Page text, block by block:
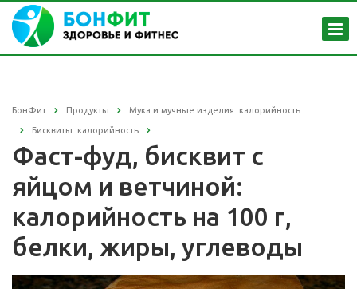
БонФит Продукты Мука и мучные изделия: калорийность
Бисквиты: калорийность
Фаст-фуд, бисквит с
яйцом и ветчиной:
калорийность на 100 г,
белки, жиры, углеводы